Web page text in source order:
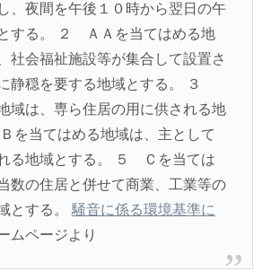
、夜間を午後１０時から翌日の午
する。 ２ ＡＡを当てはめる地
社会福祉施設等が集合して設置さ
静穏を要する地域とする。 ３
域は、専ら住居の用に供される地
を当てはめる地域は、主として
る地域とする。 ５ Ｃを当ては
数の住居と併せて商業、工業等の
とする。 騒音に係る環境基準に
ムページより